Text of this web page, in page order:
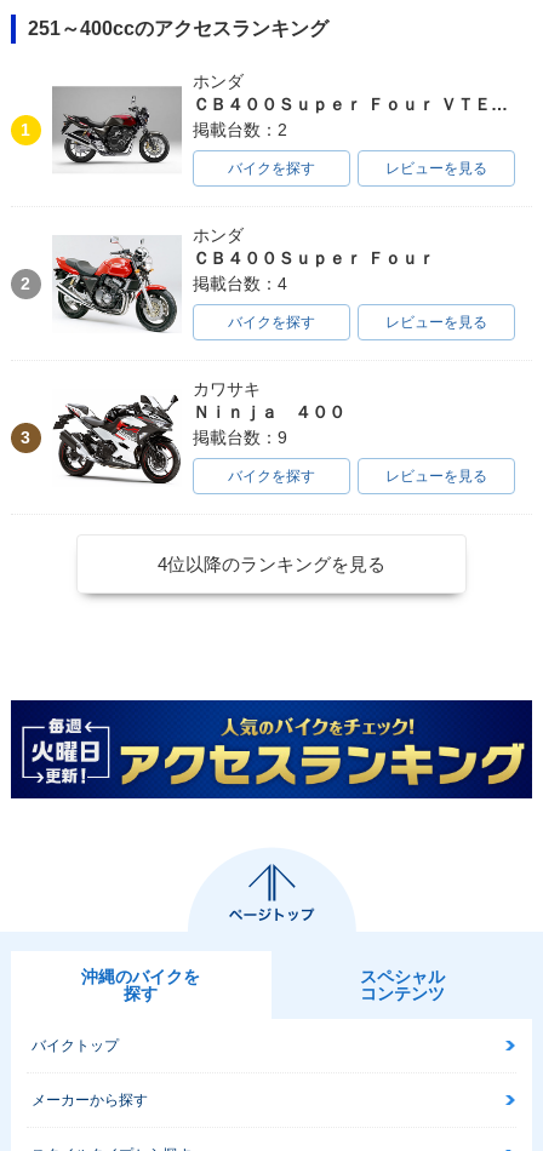
251～400ccのアクセスランキング
1
ホンダ
ＣＢ４００Ｓｕｐｅｒ Ｆｏｕｒ ＶＴＥＣ ＳＰＥＣ３
掲載台数：2
バイクを探す レビューを見る
2
ホンダ
ＣＢ４００Ｓｕｐｅｒ Ｆｏｕｒ
掲載台数：4
バイクを探す レビューを見る
3
カワサキ
Ｎｉｎｊａ ４００
掲載台数：9
バイクを探す レビューを見る
4位以降のランキングを見る
沖縄のバイクを
探す
スペシャル
コンテンツ
バイクトップ
メーカーから探す